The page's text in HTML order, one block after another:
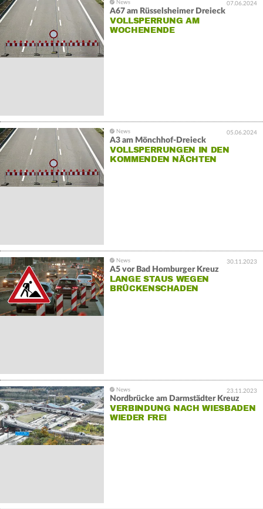
07.06.2024
A67 am Rüsselsheimer Dreieck
VOLLSPERRUNG AM
WOCHENENDE
05.06.2024
A3 am Mönchhof-Dreieck
VOLLSPERRUNGEN IN DEN
KOMMENDEN NÄCHTEN
30.11.2023
A5 vor Bad Homburger Kreuz
LANGE STAUS WEGEN
BRÜCKENSCHADEN
23.11.2023
Nordbrücke am Darmstädter Kreuz
VERBINDUNG NACH WIESBADEN
WIEDER FREI